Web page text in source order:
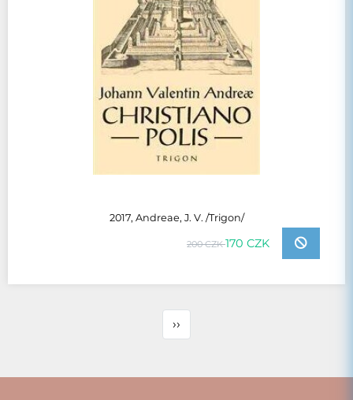
2017, Andreae, J. V. /Trigon/
200 CZK170 CZK
››